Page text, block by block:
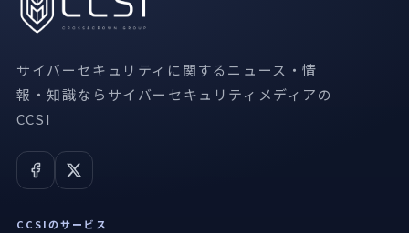
サイバーセキュリティに関するニュース・情
報・知識ならサイバーセキュリティメディアの
CCSI
CCSIのサービス